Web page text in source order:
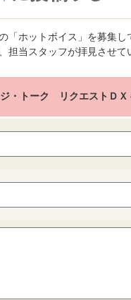
「ホットボイス」を募集
担当スタッフが拝見させ
・トーク リクエストＤＸ